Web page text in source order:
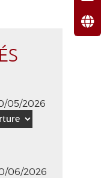
05/2026
06/2026